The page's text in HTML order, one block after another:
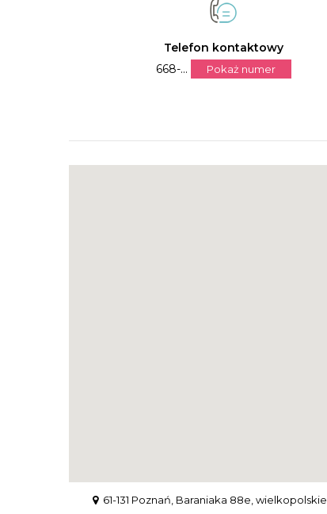
Telefon kontaktowy
668-...
Pokaż numer
61-131 Poznań, Baraniaka 88e, wielkopolskie